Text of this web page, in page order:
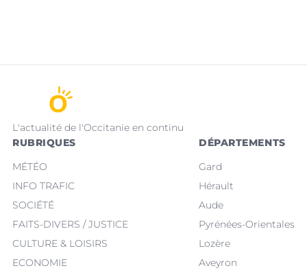
L'actualité de l'Occitanie en continu
RUBRIQUES
MÉTÉO
INFO TRAFIC
SOCIÉTÉ
FAITS-DIVERS / JUSTICE
CULTURE & LOISIRS
ECONOMIE
DÉPARTEMENTS
Gard
Hérault
Aude
Pyrénées-Orientales
Lozère
Aveyron